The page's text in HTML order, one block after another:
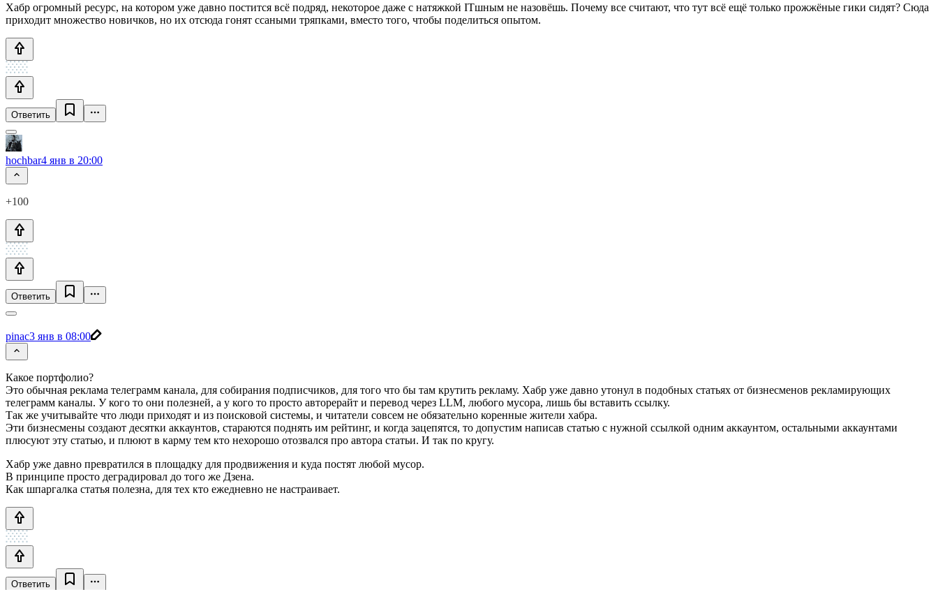
Хабр огромный ресурс, на котором уже давно постится всё подряд, некоторое даже с натяжкой ITшным не назовёшь. Почему все считают, что тут всё ещё только прожжёные гики сидят? Сюда
приходит множество новичков, но их отсюда гонят ссаными тряпками, вместо того, чтобы поделиться опытом.
Ответить
hochbar4 янв в 20:00
+100
Ответить
pinac3 янв в 08:00
Какое портфолио?
Это обычная реклама телеграмм канала, для собирания подписчиков, для того что бы там крутить рекламу. Хабр уже давно утонул в подобных статьях от бизнесменов рекламирующих
телеграмм каналы. У кого то они полезней, а у кого то просто авторерайт и перевод через LLM, любого мусора, лишь бы вставить ссылку.
Так же учитывайте что люди приходят и из поисковой системы, и читатели совсем не обязательно коренные жители хабра.
Эти бизнесмены создают десятки аккаунтов, стараются поднять им рейтинг, и когда зацепятся, то допустим написав статью с нужной ссылкой одним аккаунтом, остальными аккаунтами
плюсуют эту статью, и плюют в карму тем кто нехорошо отозвался про автора статьи. И так по кругу.
Хабр уже давно превратился в площадку для продвижения и куда постят любой мусор.
В принципе просто деградировал до того же Дзена.
Как шпаргалка статья полезна, для тех кто ежедневно не настраивает.
Ответить